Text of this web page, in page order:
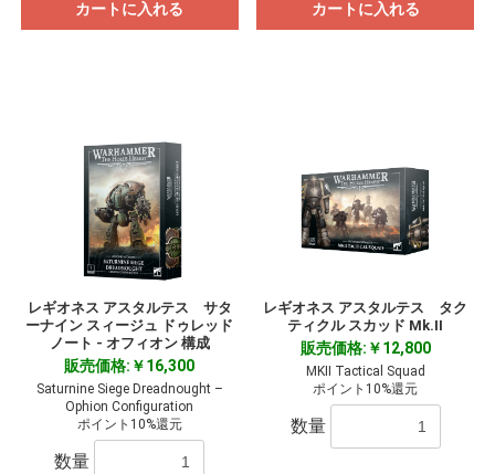
カートに入れる カートに入れる
レギオネス アスタルテス サタ
ーナイン スィージュ ドゥレッド
ノート - オフィオン 構成
販売価格:￥16,300
Saturnine Siege Dreadnought –
Ophion Configuration
ポイント10%還元
数量
レギオネス アスタルテス タク
ティクル スカッド Mk.II
販売価格:￥12,800
MKII Tactical Squad
ポイント10%還元
数量